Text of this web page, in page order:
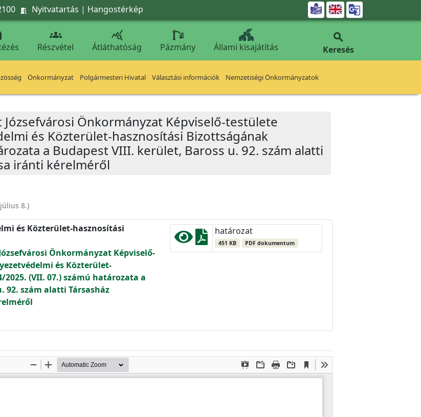
 Nyitvatartás | Hangostérkép 

Részvétel

Átláthatóság Pázmány Állami kisajátítás

Keresés
Önkormányzat Polgármesteri Hivatal Választási információk Nemzetiségi Önkormányzatok
Önkormányzat Képviselő-testülete
és Közterület-hasznosítási Bizottságának
a Budapest VIII. kerület, Baross u. 92. szám alatti
iránti kérelméről
8.)
és Közterület-hasznosítási
Önkormányzat Képviselő-
és Közterület-
(VII. 07.) számú határozata a
92. szám alatti Társasház
határozat
451 KB PDF dokumentum